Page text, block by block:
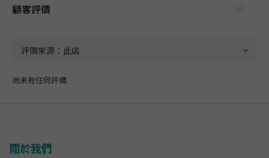
顧客評價
尚未有任何評價
關於我們